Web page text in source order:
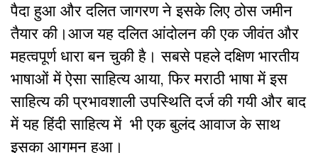
पैदा हुआ और दलित जागरण ने इसके लिए ठोस जमीन
तैयार की।आज यह दलित आंदोलन की एक जीवंत और
महत्वपूर्ण धारा बन चुकी है। सबसे पहले दक्षिण भारतीय
भाषाओं में ऐसा साहित्य आया, फिर मराठी भाषा में इस
साहित्य की प्रभावशाली उपस्थिति दर्ज की गयी और बाद
में यह हिंदी साहित्य में भी एक बुलंद आवाज के साथ
इसका आगमन हुआ।